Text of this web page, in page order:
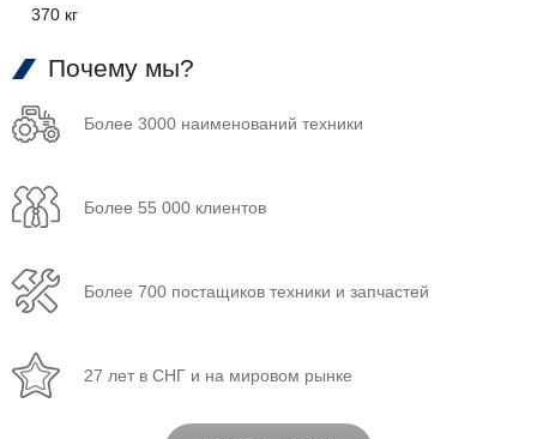
370 кг
Почему мы?
Более 3000 наименований техники
Более 55 000 клиентов
Более 700 постащиков техники и запчастей
27 лет в СНГ и на мировом рынке